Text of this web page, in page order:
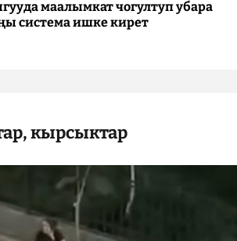
маалымкат чогултуп убара
система ишке кирет
кырсыктар